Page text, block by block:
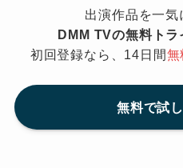
出演作品を一気
DMM TVの無料トラ
初回登録なら、14日間無
無料で試